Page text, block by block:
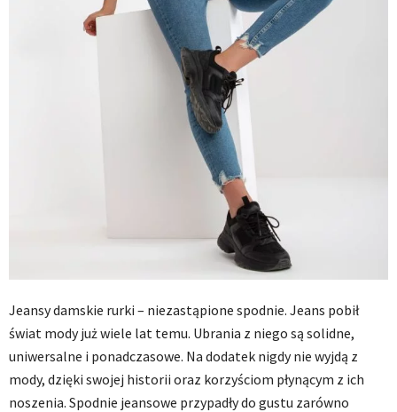
Jeansy damskie rurki – niezastąpione spodnie. Jeans pobił
świat mody już wiele lat temu. Ubrania z niego są solidne,
uniwersalne i ponadczasowe. Na dodatek nigdy nie wyjdą z
mody, dzięki swojej historii oraz korzyściom płynącym z ich
noszenia. Spodnie jeansowe przypadły do gustu zarówno